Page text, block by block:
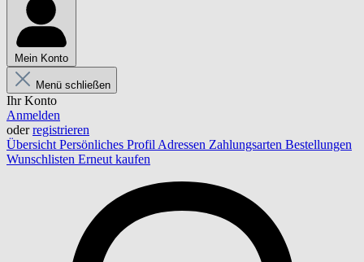
Mein Konto
Menü schließen
Ihr Konto
Anmelden
oderregistrieren
Übersicht Persönliches Profil Adressen Zahlungsarten Bestellungen
Wunschlisten Erneut kaufen